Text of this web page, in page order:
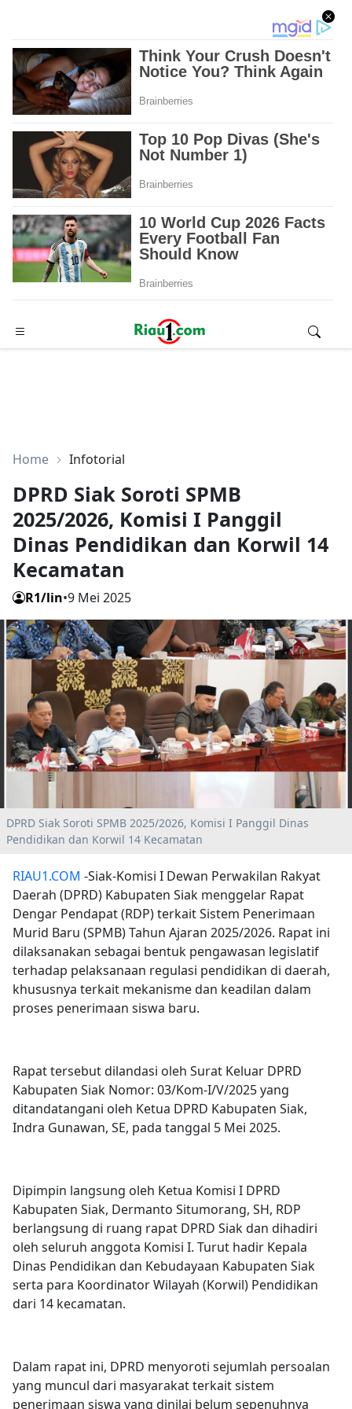
Advertisement
Home Infotorial
DPRD Siak Soroti SPMB
2025/2026, Komisi I Panggil
Dinas Pendidikan dan Korwil 14
Kecamatan
R1/lin•9 Mei 2025
DPRD Siak Soroti SPMB 2025/2026, Komisi I Panggil Dinas
Pendidikan dan Korwil 14 Kecamatan
RIAU1.COM -Siak-Komisi I Dewan Perwakilan Rakyat
Daerah (DPRD) Kabupaten Siak menggelar Rapat
Dengar Pendapat (RDP) terkait Sistem Penerimaan
Murid Baru (SPMB) Tahun Ajaran 2025/2026. Rapat ini
dilaksanakan sebagai bentuk pengawasan legislatif
terhadap pelaksanaan regulasi pendidikan di daerah,
khususnya terkait mekanisme dan keadilan dalam
proses penerimaan siswa baru.
Rapat tersebut dilandasi oleh Surat Keluar DPRD
Kabupaten Siak Nomor: 03/Kom-I/V/2025 yang
ditandatangani oleh Ketua DPRD Kabupaten Siak,
Indra Gunawan, SE, pada tanggal 5 Mei 2025.
Dipimpin langsung oleh Ketua Komisi I DPRD
Kabupaten Siak, Dermanto Situmorang, SH, RDP
berlangsung di ruang rapat DPRD Siak dan dihadiri
oleh seluruh anggota Komisi I. Turut hadir Kepala
Dinas Pendidikan dan Kebudayaan Kabupaten Siak
serta para Koordinator Wilayah (Korwil) Pendidikan
dari 14 kecamatan.
Dalam rapat ini, DPRD menyoroti sejumlah persoalan
yang muncul dari masyarakat terkait sistem
penerimaan siswa yang dinilai belum sepenuhnya